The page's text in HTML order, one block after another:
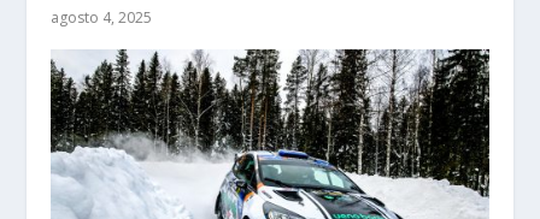
agosto 4, 2025